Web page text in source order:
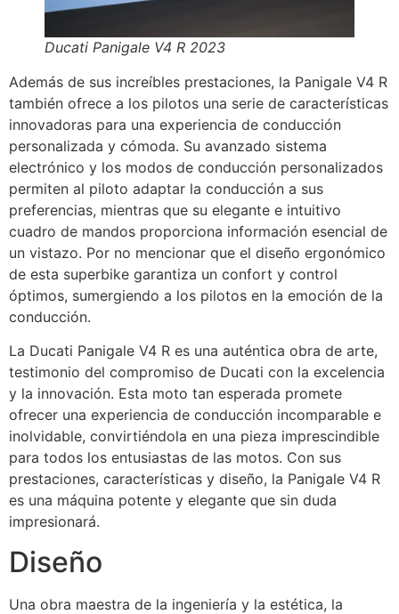
Ducati Panigale V4 R 2023
Además de sus increíbles prestaciones, la Panigale V4 R
también ofrece a los pilotos una serie de características
innovadoras para una experiencia de conducción
personalizada y cómoda. Su avanzado sistema
electrónico y los modos de conducción personalizados
permiten al piloto adaptar la conducción a sus
preferencias, mientras que su elegante e intuitivo
cuadro de mandos proporciona información esencial de
un vistazo. Por no mencionar que el diseño ergonómico
de esta superbike garantiza un confort y control
óptimos, sumergiendo a los pilotos en la emoción de la
conducción.
La Ducati Panigale V4 R es una auténtica obra de arte,
testimonio del compromiso de Ducati con la excelencia
y la innovación. Esta moto tan esperada promete
ofrecer una experiencia de conducción incomparable e
inolvidable, convirtiéndola en una pieza imprescindible
para todos los entusiastas de las motos. Con sus
prestaciones, características y diseño, la Panigale V4 R
es una máquina potente y elegante que sin duda
impresionará.
Diseño
Una obra maestra de la ingeniería y la estética, la